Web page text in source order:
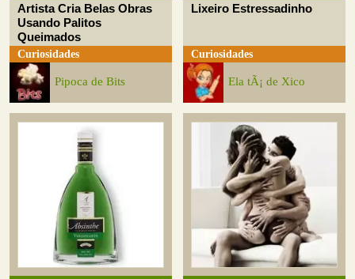
Artista Cria Belas Obras
Usando Palitos
Queimados
Curiosidades
Pipoca de Bits
Lixeiro Estressadinho
Curiosidades
Ela tÃ¡ de Xico